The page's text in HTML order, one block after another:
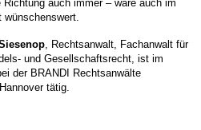
auch immer – wäre auch im
, Rechtsanwalt, Fachanwalt für
und Gesellschaftsrecht, ist im
der BRANDI Rechtsanwälte
tätig.